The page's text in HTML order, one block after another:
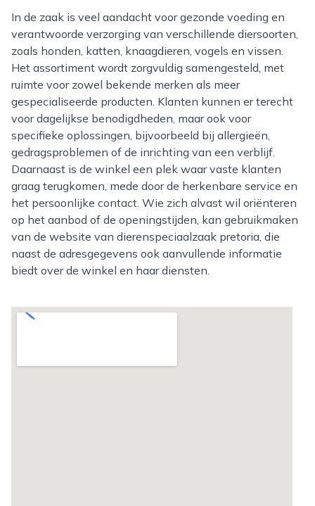
In de zaak is veel aandacht voor gezonde voeding en
verantwoorde verzorging van verschillende diersoorten,
zoals honden, katten, knaagdieren, vogels en vissen.
Het assortiment wordt zorgvuldig samengesteld, met
ruimte voor zowel bekende merken als meer
gespecialiseerde producten. Klanten kunnen er terecht
voor dagelijkse benodigdheden, maar ook voor
specifieke oplossingen, bijvoorbeeld bij allergieën,
gedragsproblemen of de inrichting van een verblijf.
Daarnaast is de winkel een plek waar vaste klanten
graag terugkomen, mede door de herkenbare service en
het persoonlijke contact. Wie zich alvast wil oriënteren
op het aanbod of de openingstijden, kan gebruikmaken
van de website van dierenspeciaalzaak pretoria, die
naast de adresgegevens ook aanvullende informatie
biedt over de winkel en haar diensten.